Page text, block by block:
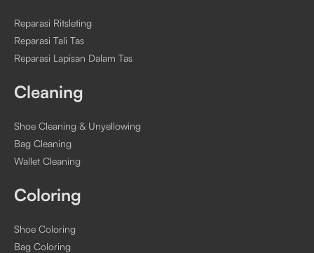
Reparasi Ritsleting
Reparasi Tali Tas
Reparasi Lapisan Dalam Tas
Cleaning
Shoe Cleaning & Unyellowing
Bag Cleaning
Wallet Cleaning
Coloring
Shoe Coloring
Bag Coloring